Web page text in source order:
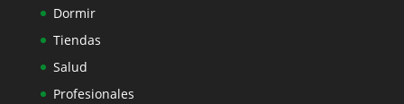
Dormir
Tiendas
Salud
Profesionales